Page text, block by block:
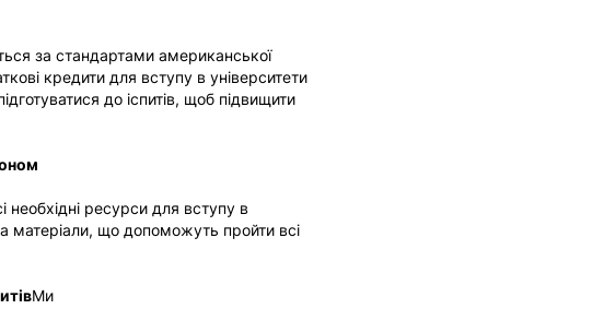
за стандартами американської
кредити для вступу в університети
до іспитів, щоб підвищити
ресурси для вступу в
матеріали, що допоможуть пройти всі
Ми